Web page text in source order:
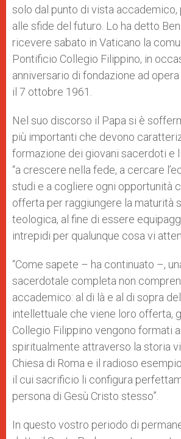
solo dal punto di vista accademico,
alle sfide del futuro. Lo ha detto
ricevere sabato in Vaticano la
Pontificio Collegio Filippino, in
anniversario di fondazione ad opera
il 7 ottobre 1961.
Nel suo discorso il Papa si è
più importanti che devono
formazione dei giovani sacerdoti e
“a crescere nella fede, a cercare
studi e a cogliere ogni opportunità
offerta per raggiungere la maturità
teologica, al fine di essere
intrepidi per qualunque cosa vi
“Come sapete – ha continuato –,
sacerdotale completa non
accademico: al di là e al di sopra
intellettuale che viene loro offerta,
Collegio Filippino vengono formati
spiritualmente attraverso la storia
Chiesa di Roma e il radioso
il cui sacrificio li configura
persona di Gesù Cristo stesso”.
In questo vostro periodo di